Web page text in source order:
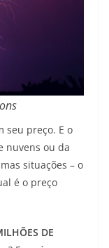
seu preço. E o
nuvens ou da
situações – o
é o preço
DE